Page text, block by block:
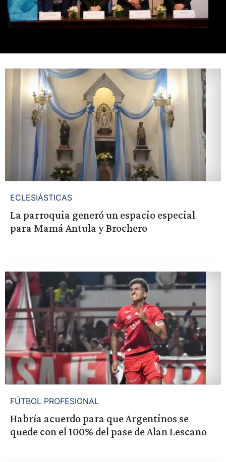
ECLESIÁSTICAS
La parroquia generó un espacio especial
para Mamá Antula y Brochero
FÚTBOL PROFESIONAL
Habría acuerdo para que Argentinos se
quede con el 100% del pase de Alan Lescano